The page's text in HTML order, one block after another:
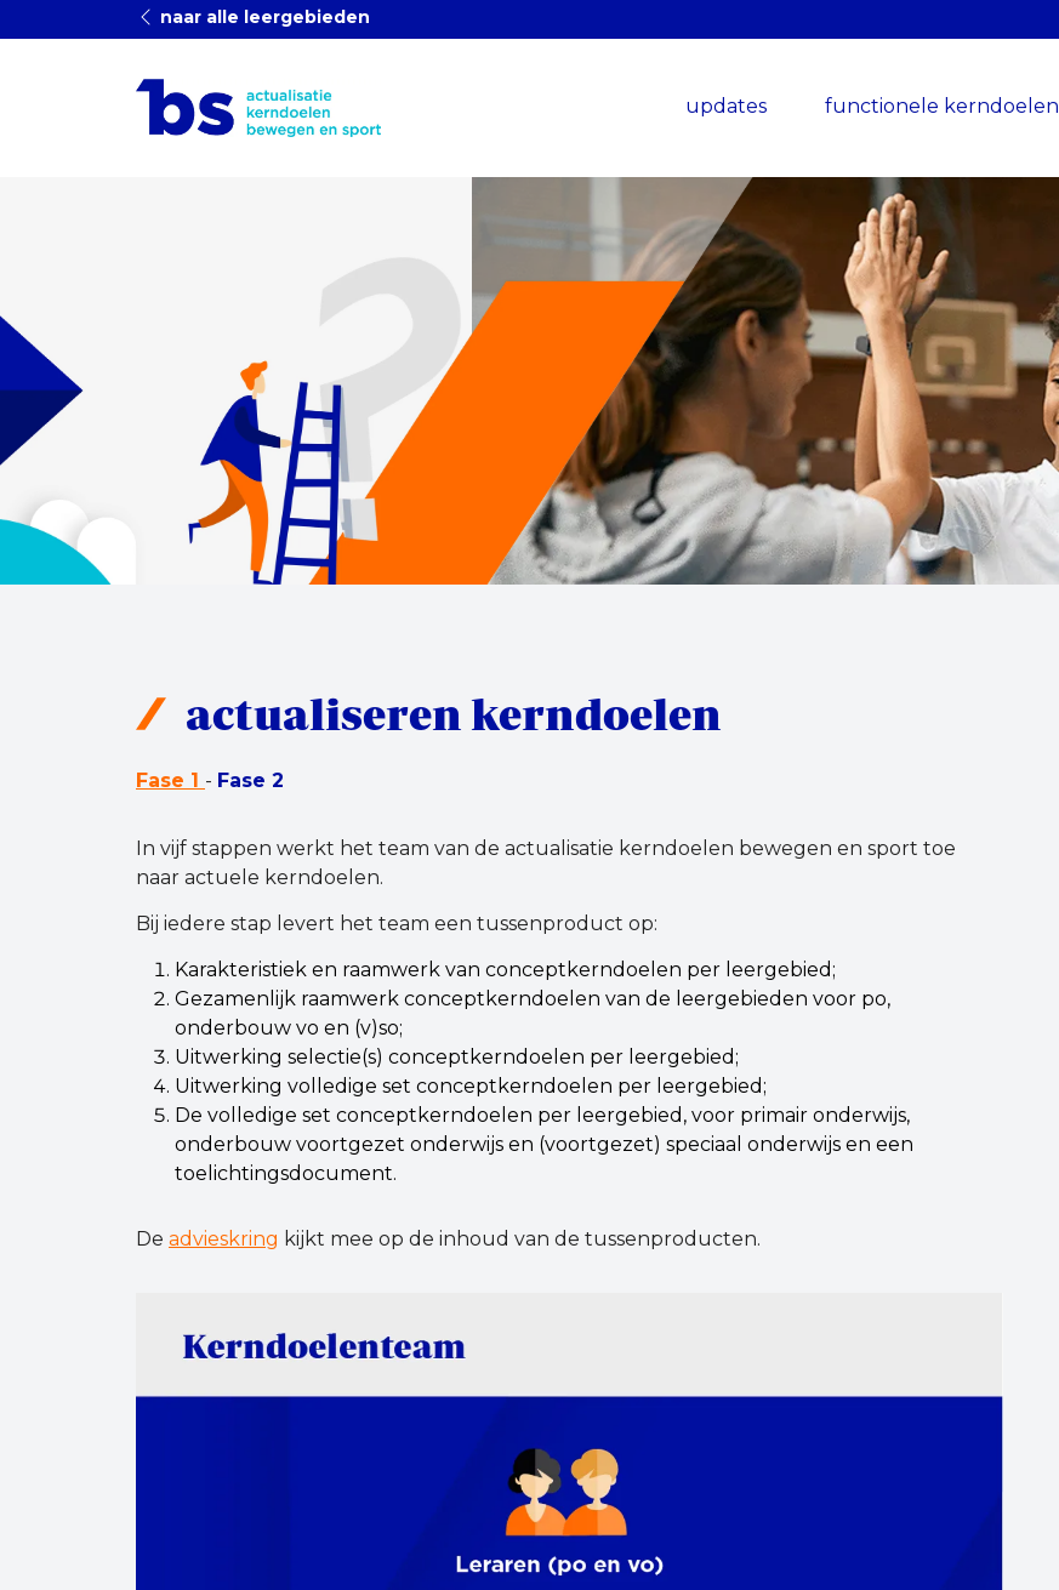
naar alle leergebieden
updates functionele kerndoelen
actualiseren kerndoelen
Fase 1 - Fase 2
In vijf stappen werkt het team van de actualisatie kerndoelen bewegen en sport toe
naar actuele kerndoelen.
Bij iedere stap levert het team een tussenproduct op:
Karakteristiek en raamwerk van conceptkerndoelen per leergebied;
Gezamenlijk raamwerk conceptkerndoelen van de leergebieden voor po,
onderbouw vo en (v)so;
Uitwerking selectie(s) conceptkerndoelen per leergebied;
Uitwerking volledige set conceptkerndoelen per leergebied;
De volledige set conceptkerndoelen per leergebied, voor primair onderwijs,
onderbouw voortgezet onderwijs en (voortgezet) speciaal onderwijs en een
toelichtingsdocument.
De advieskring kijkt mee op de inhoud van de tussenproducten.